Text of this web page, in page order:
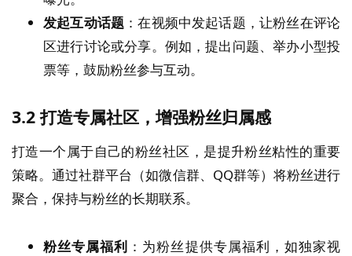
发起互动话题 ：在视频中发起话题，让粉丝在评论
区进行讨论或分享。例如，提出问题、举办小型投
票等，鼓励粉丝参与互动。
3.2打造专属社区，增强粉丝归属感
打造一个属于自己的粉丝社区，是提升粉丝粘性的重要
策略。通过社群平台（如微信群、QQ群等）将粉丝进行
聚合，保持与粉丝的长期联系。
粉丝专属福利 ：为粉丝提供专属福利，如独家视